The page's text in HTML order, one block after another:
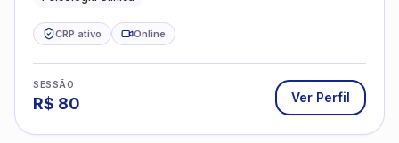
CRP ativo Online
SESSÃO
R$ 80 Ver Perfil